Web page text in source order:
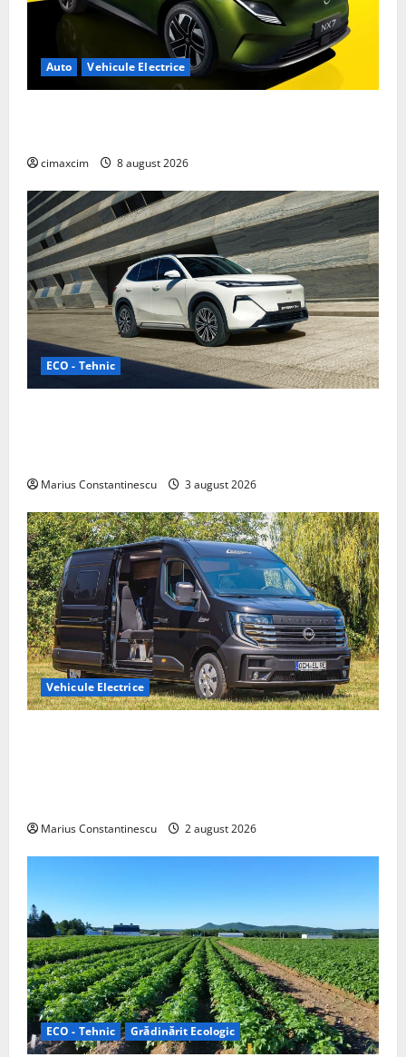
1.500
MWh
Auto Vehicule Electrice
cimaxcim 8 august 2026
ECO - Tehnic
Marius Constantinescu 3 august 2026
Vehicule Electrice
Marius Constantinescu 2 august 2026
ECO - Tehnic Grădinărit Ecologic